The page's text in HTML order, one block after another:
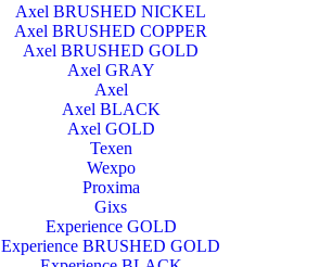
Axel BRUSHED NICKEL
Axel BRUSHED COPPER
Axel BRUSHED GOLD
Axel GRAY
Axel
Axel BLACK
Axel GOLD
Texen
Wexpo
Proxima
Gixs
Experience GOLD
Experience BRUSHED GOLD